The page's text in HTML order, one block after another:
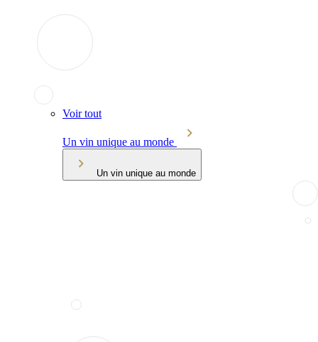
Voir tout
Un vin unique au monde
Un vin unique au monde